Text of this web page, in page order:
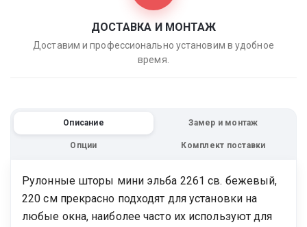
ДОСТАВКА И МОНТАЖ
Доставим и профессионально установим в удобное
время.
Описание Замер и монтаж
Опции Комплект поставки
Рулонные шторы мини эльба 2261 св. бежевый,
220 см прекрасно подходят для установки на
любые окна, наиболее часто их используют для